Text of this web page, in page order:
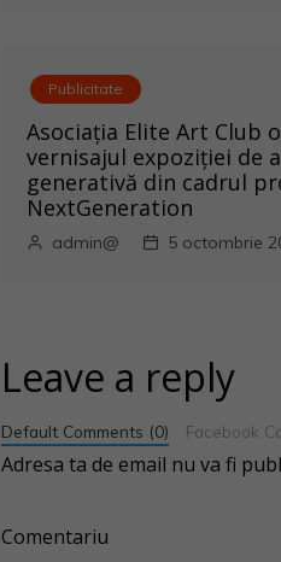
Publicitate
Asociația Elite Art Club
vernisajul expoziției de
generativă din cadrul
NextGeneration
admin@ 5 octombrie
Leave a reply
Default Comments (0) Facebook
Adresa ta de email nu va fi
Comentariu